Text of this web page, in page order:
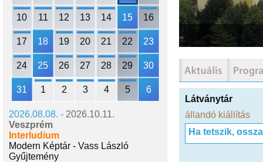
10 11 12 13 14 15 16
17 18 19 20 21 22 23
24 25 26 27 28 29 30
31 1 2 3 4 5 6
2026.08.08. - 2026.10.11.
Veszprém
Interludium
Modern Képtár - Vass László
Gyűjtemény
Látványtár
állandó kiállítás
Ha tetszik,